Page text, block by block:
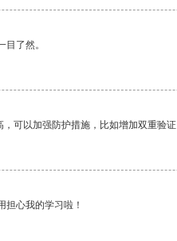
了然。
可以加强防护措施，比如增加双重验
担心我的学习啦！